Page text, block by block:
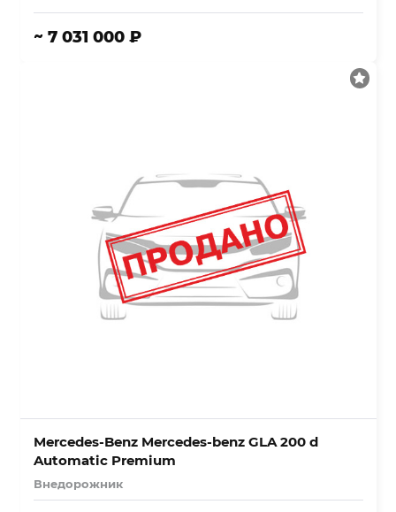
~ 7 031 000 ₽
Mercedes-Benz Mercedes-benz GLA 200 d
Automatic Premium
Внедорожник